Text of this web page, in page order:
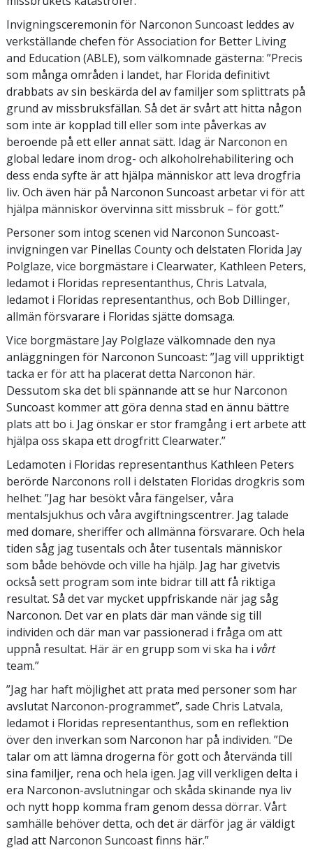
Invigningsceremonin för Narconon Suncoast leddes av
verkställande chefen för Association for Better Living
and Education (ABLE), som välkomnade gästerna: ”Precis
som många områden i landet, har Florida definitivt
drabbats av sin beskärda del av familjer som splittrats på
grund av missbruksfällan. Så det är svårt att hitta någon
som inte är kopplad till eller som inte påverkas av
beroende på ett eller annat sätt. Idag är Narconon en
global ledare inom drog- och alkoholrehabilitering och
dess enda syfte är att hjälpa människor att leva drogfria
liv. Och även här på Narconon Suncoast arbetar vi för att
hjälpa människor övervinna sitt missbruk – för gott.”
Personer som intog scenen vid Narconon Suncoast-
invigningen var Pinellas County och delstaten Florida Jay
Polglaze, vice borgmästare i Clearwater, Kathleen Peters,
ledamot i Floridas representanthus, Chris Latvala,
ledamot i Floridas representanthus, och Bob Dillinger,
allmän försvarare i Floridas sjätte domsaga.
Vice borgmästare Jay Polglaze välkomnade den nya
anläggningen för Narconon Suncoast: ”Jag vill uppriktigt
tacka er för att ha placerat detta Narconon här.
Dessutom ska det bli spännande att se hur Narconon
Suncoast kommer att göra denna stad en ännu bättre
plats att bo i. Jag önskar er stor framgång i ert arbete att
hjälpa oss skapa ett drogfritt Clearwater.”
Ledamoten i Floridas representanthus Kathleen Peters
berörde Narconons roll i delstaten Floridas drogkris som
helhet: ”Jag har besökt våra fängelser, våra
mentalsjukhus och våra avgiftningscentrer. Jag talade
med domare, sheriffer och allmänna försvarare. Och hela
tiden såg jag tusentals och åter tusentals människor
som både behövde och ville ha hjälp. Jag har givetvis
också sett program som inte bidrar till att få riktiga
resultat. Så det var mycket uppfriskande när jag såg
Narconon. Det var en plats där man vände sig till
individen och där man var passionerad i fråga om att
uppnå resultat. Här är en grupp som vi ska ha i vårt
team.”
”Jag har haft möjlighet att prata med personer som har
avslutat Narconon-programmet”, sade Chris Latvala,
ledamot i Floridas representanthus, som en reflektion
över den inverkan som Narconon har på individen. ”De
talar om att lämna drogerna för gott och återvända till
sina familjer, rena och hela igen. Jag vill verkligen delta i
era Narconon-avslutningar och skåda skinande nya liv
och nytt hopp komma fram genom dessa dörrar. Vårt
samhälle behöver detta, och det är därför jag är väldigt
glad att Narconon Suncoast finns här.”